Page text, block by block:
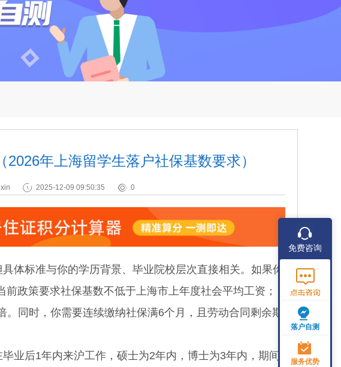
2026年上海留学生落户社保基数要求）
2025-12-09 09:50:35 0
标准与你的学历背景、毕业院校层次直接相关。如果你
政策要求社保基数不低于上海市上年度社会平均工资；
同时，你需要连续缴纳社保满6个月，且劳动合同剩余期
后1年内来沪工作，硕士为2年内，博士为3年内，期间
免费咨询
落户自测
服务优势